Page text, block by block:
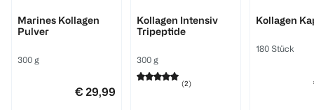
Marines Kollagen
Pulver
300 g
€ 29,99
Kollagen Intensiv
Tripeptide
300 g
(2)
Kollagen
180 Stück